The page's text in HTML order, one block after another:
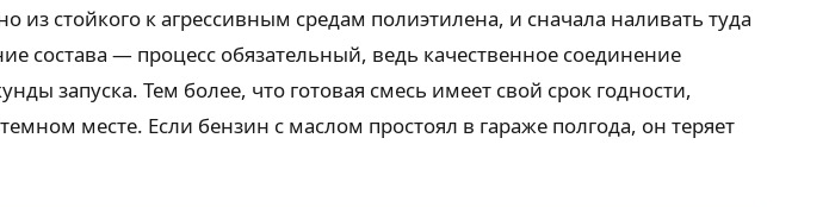
стойкого к агрессивным средам полиэтилена, и сначала наливать туда
состава — процесс обязательный, ведь качественное соединение
запуска. Тем более, что готовая смесь имеет свой срок годности,
месте. Если бензин с маслом простоял в гараже полгода, он теряет